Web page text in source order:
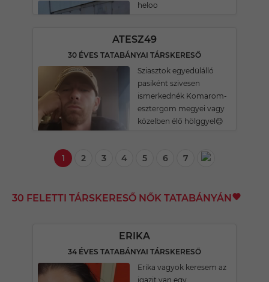
heloo
ATESZ49
30 ÉVES TATABÁNYAI TÁRSKERESŐ
Sziasztok egyedülálló
pasiként szivesen
ismerkednék Komarom-
esztergom megyei vagy
közelben élő hölggyel😊
1 2 3 4 5 6 7
30 FELETTI TÁRSKERESŐ NŐK TATABÁNYÁN
ERIKA
34 ÉVES TATABÁNYAI TÁRSKERESŐ
Erika vagyok keresem az
igazit van egy